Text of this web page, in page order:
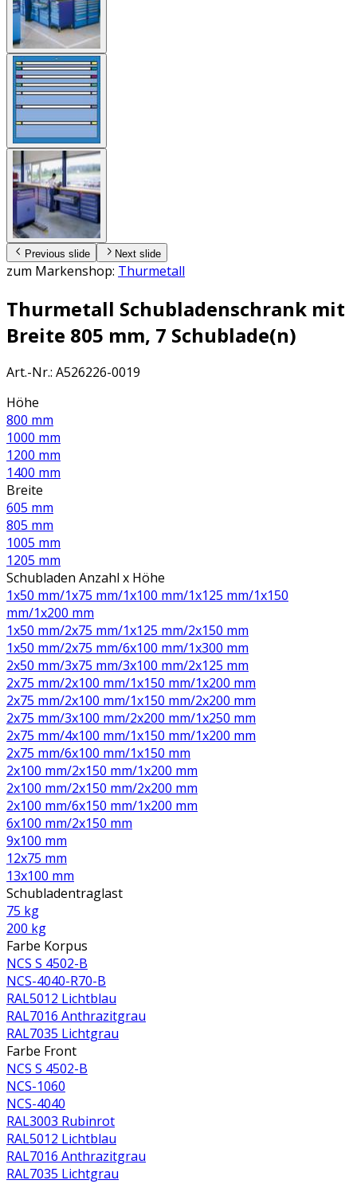
Previous slide Next slide
zum Markenshop: Thurmetall
Thurmetall Schubladenschrank mit
Breite 805 mm, 7 Schublade(n)
Art.-Nr.: A526226-0019
Höhe
800 mm
1000 mm
1200 mm
1400 mm
Breite
605 mm
805 mm
1005 mm
1205 mm
Schubladen Anzahl x Höhe
1x50 mm/1x75 mm/1x100 mm/1x125 mm/1x150
mm/1x200 mm
1x50 mm/2x75 mm/1x125 mm/2x150 mm
1x50 mm/2x75 mm/6x100 mm/1x300 mm
2x50 mm/3x75 mm/3x100 mm/2x125 mm
2x75 mm/2x100 mm/1x150 mm/1x200 mm
2x75 mm/2x100 mm/1x150 mm/2x200 mm
2x75 mm/3x100 mm/2x200 mm/1x250 mm
2x75 mm/4x100 mm/1x150 mm/1x200 mm
2x75 mm/6x100 mm/1x150 mm
2x100 mm/2x150 mm/1x200 mm
2x100 mm/2x150 mm/2x200 mm
2x100 mm/6x150 mm/1x200 mm
6x100 mm/2x150 mm
9x100 mm
12x75 mm
13x100 mm
Schubladentraglast
75 kg
200 kg
Farbe Korpus
NCS S 4502-B
NCS-4040-R70-B
RAL5012 Lichtblau
RAL7016 Anthrazitgrau
RAL7035 Lichtgrau
Farbe Front
NCS S 4502-B
NCS-1060
NCS-4040
RAL3003 Rubinrot
RAL5012 Lichtblau
RAL7016 Anthrazitgrau
RAL7035 Lichtgrau